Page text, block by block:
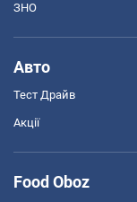
ЗНО
Авто
Тест Драйв
Акції
Food Oboz